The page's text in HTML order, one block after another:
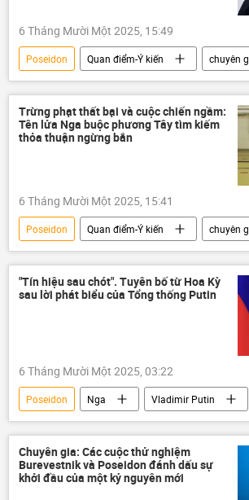
6 Tháng Mười Một 2025, 15:49
Poseidon Quan điểm-Ý kiến
chuyên
Burevestnik
Nga
tên lửa
Vladimir Putin
Trừng phạt thất bại và cuộc chiến ngầm:
Tên lửa Nga buộc phương Tây tìm kiếm
thỏa thuận ngừng bắn
6 Tháng Mười Một 2025, 15:41
Poseidon Quan điểm-Ý kiến
chuyên
Chính trị
Nga
tên lửa
Vladimir Putin
Donald Trump
Burevestnik
phương Tây Hoa Kỳ
"Tín hiệu sau chót". Tuyên bố từ Hoa Kỳ
sau lời phát biểu của Tổng thống Putin
6 Tháng Mười Một 2025, 03:22
Poseidon Nga
Vladimir Putin
Burevestnik
thông tin
Valery Gerasimov
Hoa Kỳ
Oreshnik
Thế giới Quân sự
Chuyên gia: Các cuộc thử nghiệm
Burevestnik và Poseidon đánh dấu sự
khởi đầu của một kỷ nguyên mới